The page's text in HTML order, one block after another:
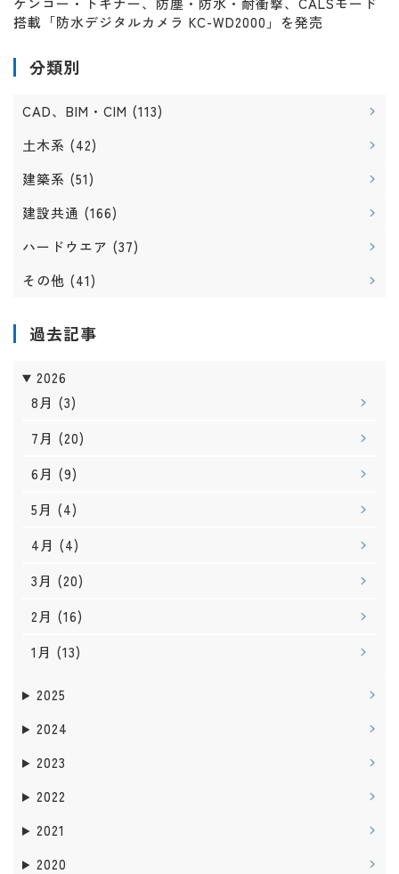
搭載「防水デジタルカメラ KC-WD2000」を発売
分類別
CAD、BIM・CIM (113)
土木系 (42)
建築系 (51)
建設共通 (166)
ハードウエア (37)
その他 (41)
過去記事
2026
8月 (3)
7月 (20)
6月 (9)
5月 (4)
4月 (4)
3月 (20)
2月 (16)
1月 (13)
2025
2024
2023
2022
2021
2020